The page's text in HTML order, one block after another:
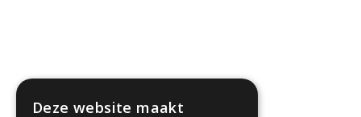
Deze website maakt